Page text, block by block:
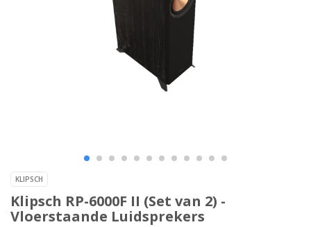
KLIPSCH
Klipsch RP-6000F II (Set van 2) -
Vloerstaande Luidsprekers